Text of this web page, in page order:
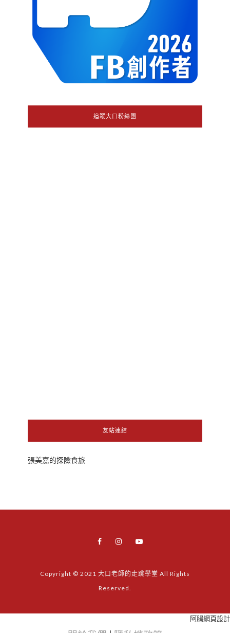
追蹤大口粉絲團
友站連結
張美嘉的探險食旅
Copyright © 2021 大口老師的走跳學堂 All Rights
Reserved.
阿腸網頁設計